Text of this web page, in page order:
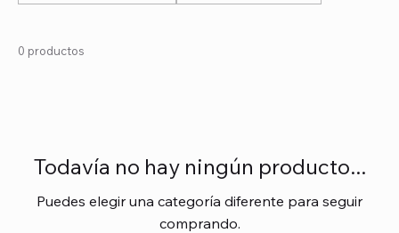
0 productos
Todavía no hay ningún producto...
Puedes elegir una categoría diferente para seguir
comprando.